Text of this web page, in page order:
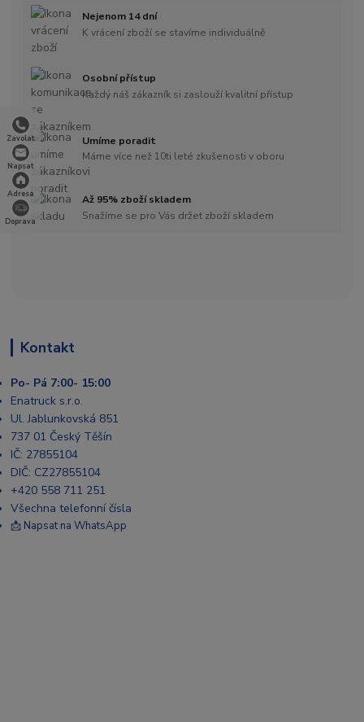
Zavolat
Napsat
Adresa
Doprava
Nejenom 14 dní
K vrácení zboží se stavíme individuálně
Osobní přístup
Každý náš zákazník si zaslouží kvalitní přístup
Umíme poradit
Máme více než 10ti leté zkušenosti v oboru
Až 95% zboží skladem
Snažíme se pro Vás držet zboží skladem
Kontakt
Po- Pá 7:00- 15:00
Enatruck s.r.o.
Ul. Jablunkovská 851
737 01 Český Těšín
IČ: 27855104
DIČ: CZ27855104
+420 558 711 251
Všechna telefonní čísla
📩 Napsat na WhatsApp